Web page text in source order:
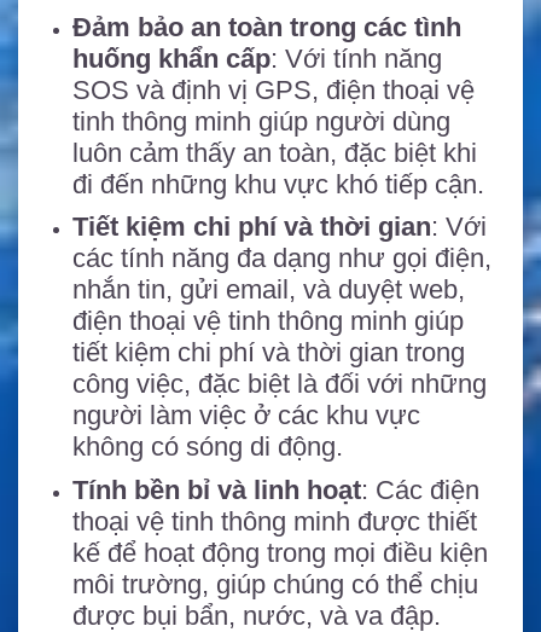
Đảm bảo an toàn trong các tình
huống khẩn cấp: Với tính năng
SOS và định vị GPS, điện thoại vệ
tinh thông minh giúp người dùng
luôn cảm thấy an toàn, đặc biệt khi
đi đến những khu vực khó tiếp cận.
Tiết kiệm chi phí và thời gian: Với
các tính năng đa dạng như gọi điện,
nhắn tin, gửi email, và duyệt web,
điện thoại vệ tinh thông minh giúp
tiết kiệm chi phí và thời gian trong
công việc, đặc biệt là đối với những
người làm việc ở các khu vực
không có sóng di động.
Tính bền bỉ và linh hoạt: Các điện
thoại vệ tinh thông minh được thiết
kế để hoạt động trong mọi điều kiện
môi trường, giúp chúng có thể chịu
được bụi bẩn, nước, và va đập.